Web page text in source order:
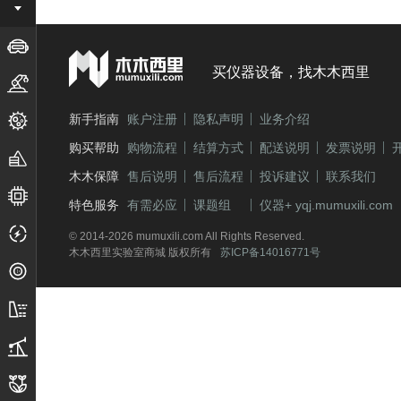
机器自动化
生物医学工程
半导体/微纳制造
电子测量
买仪器设备，找木木西里
新手指南 账户注册 隐私声明
业务介绍
购买帮助
购物流程 结算方式 配送说明 发票说明
木木保障 售后说明 售后流程 投诉建议
联系我们
特色服务
有需必应 课题组 仪器+ yqj.mumuxili.com
© 2014-2026 mumuxili.com All Rights Reserved.
木木西里实验室商城 版权所有
苏ICP备14016771号